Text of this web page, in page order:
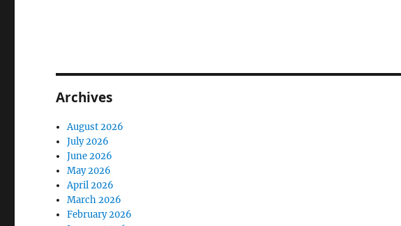
Archives
August 2026
July 2026
June 2026
May 2026
April 2026
March 2026
February 2026